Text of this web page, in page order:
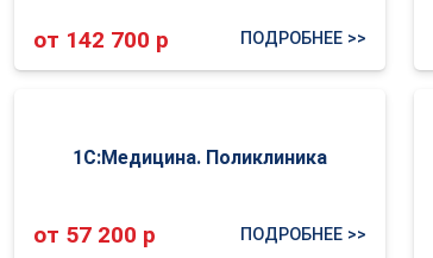
от 142 700 р ПОДРОБНЕЕ >>
1С:Медицина. Поликлиника
от 57 200 р ПОДРОБНЕЕ >>